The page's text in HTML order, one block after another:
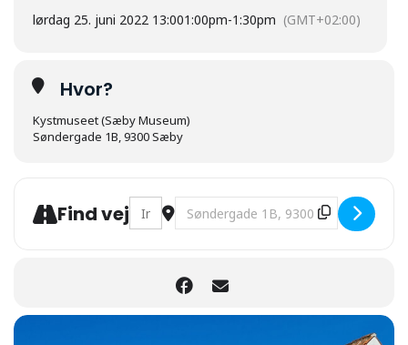
lørdag 25. juni 2022 13:001:00pm-1:30pm (GMT+02:00)
Hvor?
Kystmuseet (Sæby Museum)
Søndergade 1B, 9300 Sæby
Find vej Address - Månedens historie - Sæby
Destination Address - Månedens